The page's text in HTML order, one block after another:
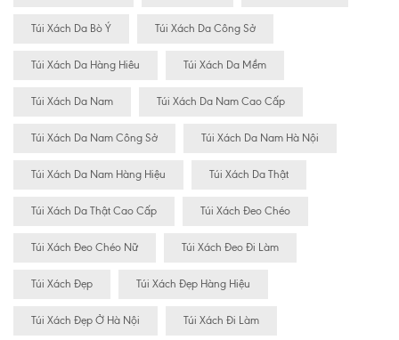
Túi Xách Da Bò Ý Túi Xách Da Công Sở
Túi Xách Da Hàng Hiêu Túi Xách Da Mềm
Túi Xách Da Nam Túi Xách Da Nam Cao Cấp
Túi Xách Da Nam Công Sở Túi Xách Da Nam Hà Nội
Túi Xách Da Nam Hàng Hiệu Túi Xách Da Thật
Túi Xách Da Thật Cao Cấp Túi Xách Đeo Chéo
Túi Xách Đeo Chéo Nữ Túi Xách Đeo Đi Làm
Túi Xách Đẹp Túi Xách Đẹp Hàng Hiệu
Túi Xách Đẹp Ở Hà Nội Túi Xách Đi Làm